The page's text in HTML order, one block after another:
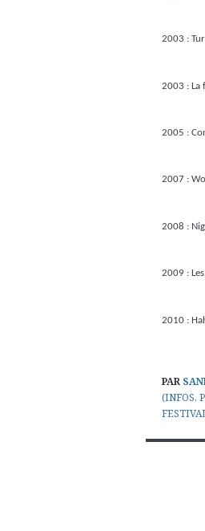
2003 :
2003 : La
2005 :
2007 :
2008 :
2009 :
2010 :
PAR
(INFOS,